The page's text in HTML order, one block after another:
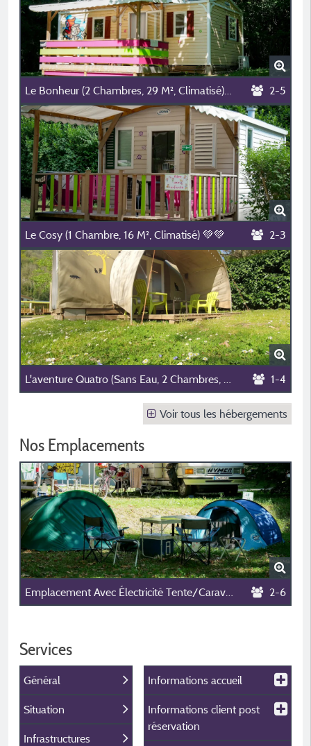
Le Bonheur (2 Chambres, 29 M², Climatisé) 💛💛💛💛 2-5
Le Cosy (1 Chambre, 16 M², Climatisé) 💚💚 2-3
L'aventure Quatro (Sans Eau, 2 Chambres, 16 M²) 🍀🍀🍀🍀 1-4
Voir tous les hébergements
Nos Emplacements
Emplacement Avec Électricité Tente/Caravane/Camping-Car ⛺🚐🚌🌞 2-6
Services
Général
Situation
Infrastructures
Informations accueil
Informations client post
réservation